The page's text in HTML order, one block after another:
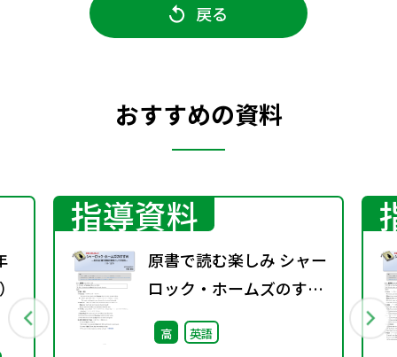
戻る
おすすめの資料
指導資料
原書で読む楽しみ シャー
ロック・ホームズのすす
め（11－137）―英文法
と構文理解の教材として
高 英語